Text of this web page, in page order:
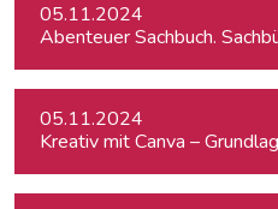
05.11.2024
Abenteuer Sachbuch.
05.11.2024
Kreativ mit Canva –